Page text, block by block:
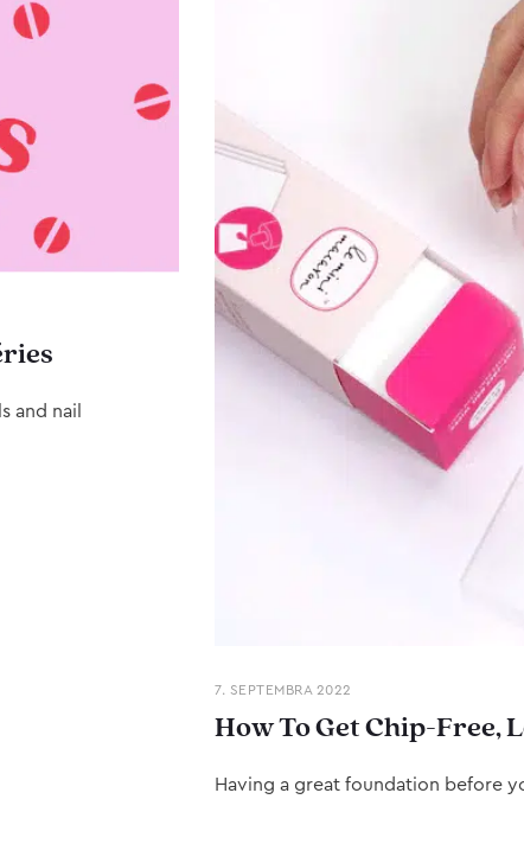
and nail
7. SEPTEMBRA 2022
How To Get Chip-Free,
Having a great foundation before